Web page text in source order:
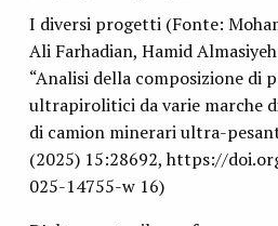
I diversi progetti (Fonte:
Ali Farhadian, Hamid
“Analisi della composizione di
ultrapirolitici da varie marche
di camion minerari ultra-
(2025) 15:28692, https://
025-14755-w 16)